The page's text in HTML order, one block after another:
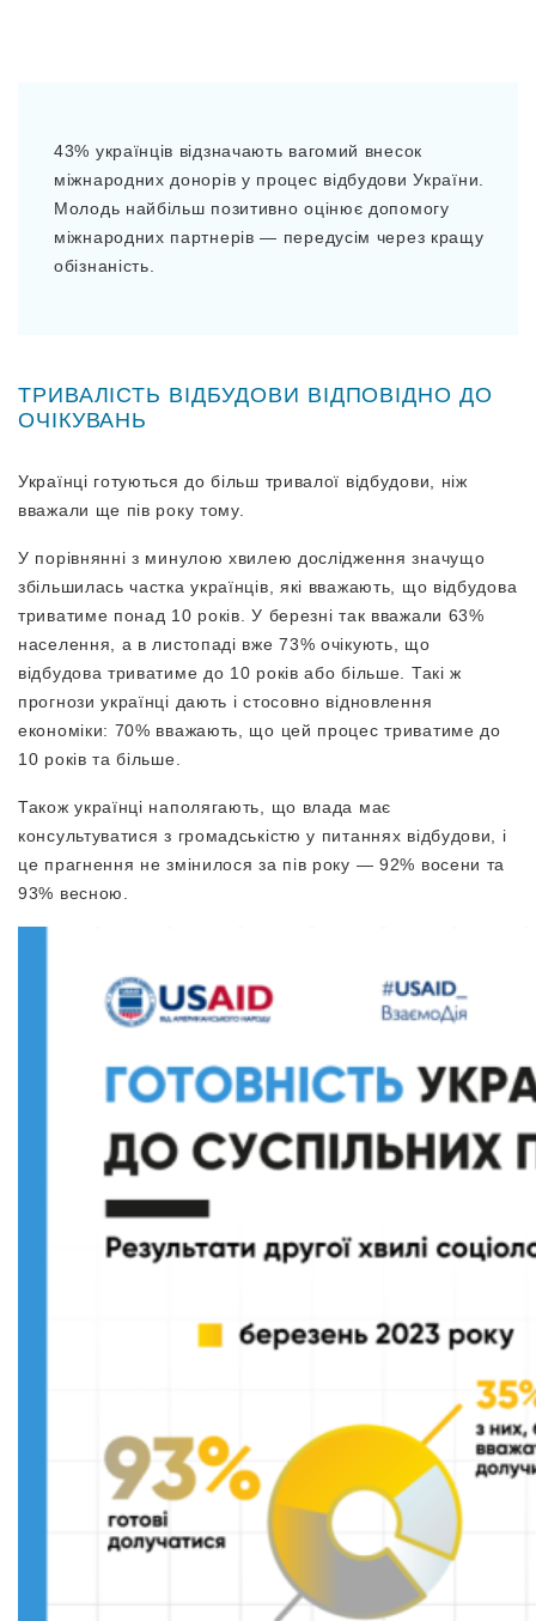
43% українців відзначають вагомий внесок
міжнародних донорів у процес відбудови України.
Молодь найбільш позитивно оцінює допомогу
міжнародних партнерів — передусім через кращу
обізнаність.
ТРИВАЛІСТЬ ВІДБУДОВИ ВІДПОВІДНО ДО
ОЧІКУВАНЬ
Українці готуються до більш тривалої відбудови, ніж
вважали ще пів року тому.
У порівнянні з минулою хвилею дослідження значущо
збільшилась частка українців, які вважають, що відбудова
триватиме понад 10 років. У березні так вважали 63%
населення, а в листопаді вже 73% очікують, що
відбудова триватиме до 10 років або більше. Такі ж
прогнози українці дають і стосовно відновлення
економіки: 70% вважають, що цей процес триватиме до
10 років та більше.
Також українці наполягають, що влада має
консультуватися з громадськістю у питаннях відбудови, і
це прагнення не змінилося за пів року — 92% восени та
93% весною.